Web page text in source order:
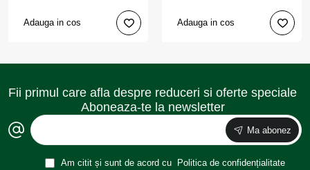
Adauga in cos Adauga in cos
Fii primul care afla despre reduceri si oferte speciale
Aboneaza-te la newsletter
Ma abonez
Am citit și sunt de acord cu Politica de confidențialitate